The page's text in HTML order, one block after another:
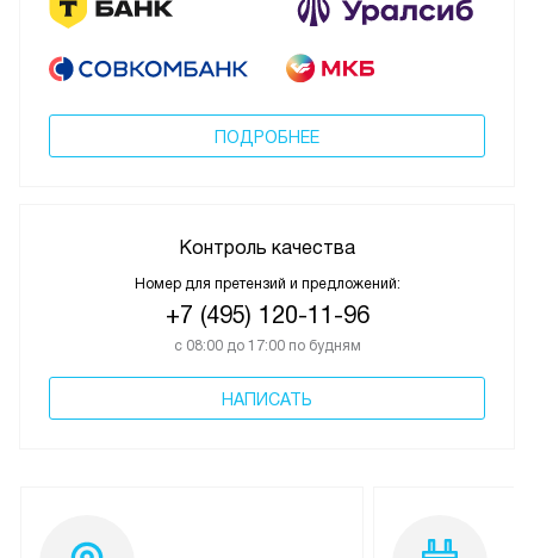
ПОДРОБНЕЕ
Контроль качества
Номер для претензий и предложений:
+7 (495) 120-11-96
с 08:00 до 17:00 по будням
НАПИСАТЬ